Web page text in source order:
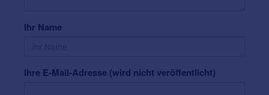
Ihr Name
Ihre E-Mail-Adresse (wird nicht veröffentlicht)